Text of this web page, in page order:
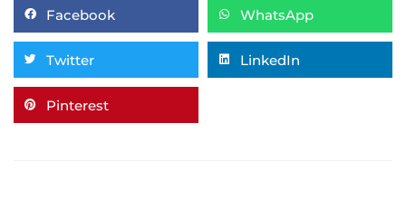
Facebook WhatsApp
Twitter LinkedIn
Pinterest